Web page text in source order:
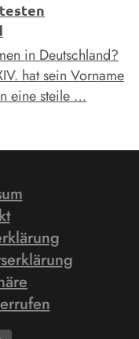
in Deutschland?
hat sein Vorname
eine steile …